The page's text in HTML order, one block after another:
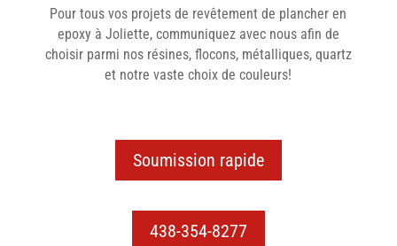
Pour tous vos projets de revêtement de plancher en
epoxy à Joliette, communiquez avec nous afin de
choisir parmi nos résines, flocons, métalliques, quartz
et notre vaste choix de couleurs!
Soumission rapide
438-354-8277